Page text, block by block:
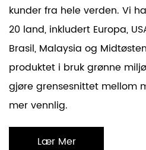
kunder fra hele verden. Vi
20 land, inkludert Europa,
Brasil, Malaysia og
produktet i bruk grønne
gjøre grensesnittet mellom
mer vennlig.
Lær Mer